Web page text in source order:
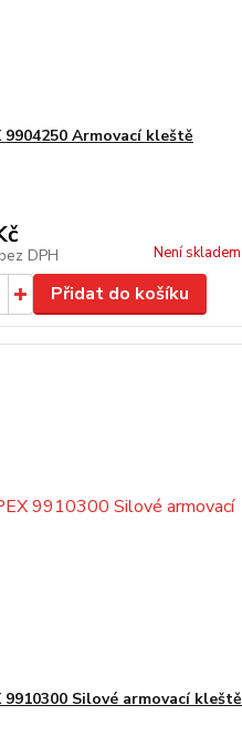
9904250 Armovací kleště
bez DPH Není skladem
Přidat do košíku
9910300 Silové armovací kleště